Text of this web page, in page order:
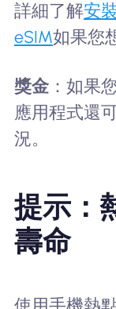
詳細了解安
eSIM如果您
獎金：如果
應用程式還
況。
提示：
壽命